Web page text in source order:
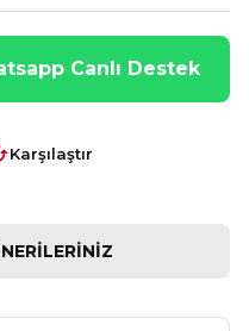
Canlı Destek
Karşılaştır